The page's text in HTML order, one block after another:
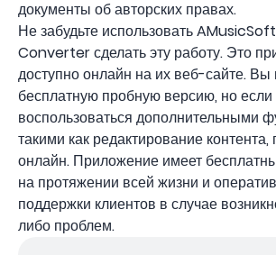
документы об авторских правах.
Не забудьте использовать
Converter сделать эту работу. Это
доступно онлайн на их веб-сайте.
бесплатную пробную версию, но если
воспользоваться дополнительными
такими как редактирование
онлайн. Приложение имеет
на протяжении всей жизни и
поддержки клиентов в случае
либо проблем.